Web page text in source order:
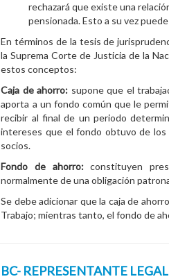
rechazará que existe una
pensionada. Esto a su vez
En términos de la tesis de
la Suprema Corte de Justicia de la
estos conceptos:
Caja de ahorro: supone que el
aporta a un fondo común que le
recibir al final de un periodo
intereses que el fondo obtuvo de los
socios.
Fondo de ahorro:constituyen
normalmente de una obligación
Se debe adicionar que la caja de
Trabajo; mientras tanto, el fondo de
BC- REPRESENTANTE